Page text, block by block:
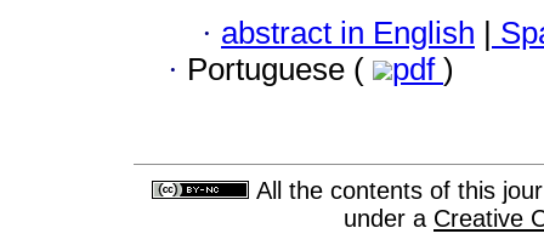
· abstract in English |
· Portuguese ( pdf )
All the contents of this
under a Creative